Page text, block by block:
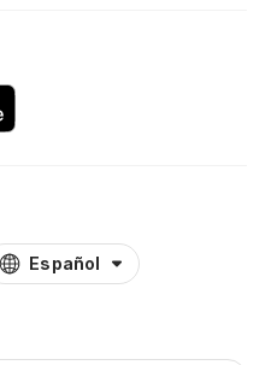
Español